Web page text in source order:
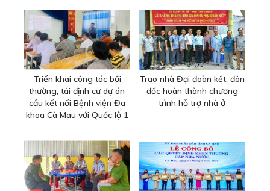
Triển khai công tác bồi
thường, tái định cư dự án
cầu kết nối Bệnh viện Đa
khoa Cà Mau với Quốc lộ 1
Trao nhà Đại đoàn kết, đôn
đốc hoàn thành chương
trình hỗ trợ nhà ở